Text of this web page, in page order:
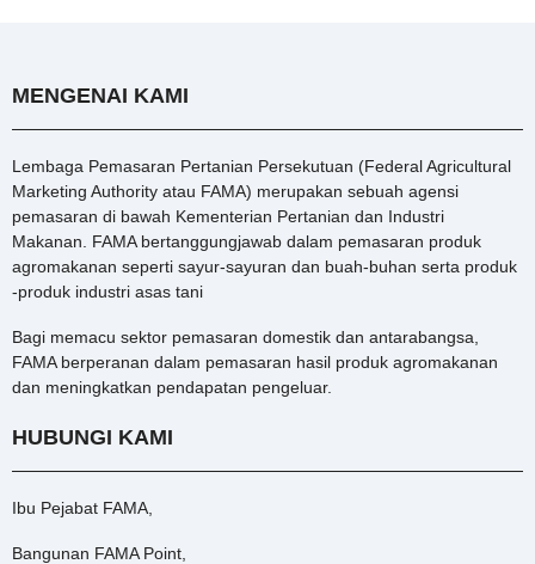
MENGENAI KAMI
Lembaga Pemasaran Pertanian Persekutuan (Federal Agricultural
Marketing Authority atau FAMA) merupakan sebuah agensi
pemasaran di bawah Kementerian Pertanian dan Industri
Makanan. FAMA bertanggungjawab dalam pemasaran produk
agromakanan seperti sayur-sayuran dan buah-buhan serta produk
-produk industri asas tani
Bagi memacu sektor pemasaran domestik dan antarabangsa,
FAMA berperanan dalam pemasaran hasil produk agromakanan
dan meningkatkan pendapatan pengeluar.
HUBUNGI KAMI
Ibu Pejabat FAMA,
Bangunan FAMA Point,